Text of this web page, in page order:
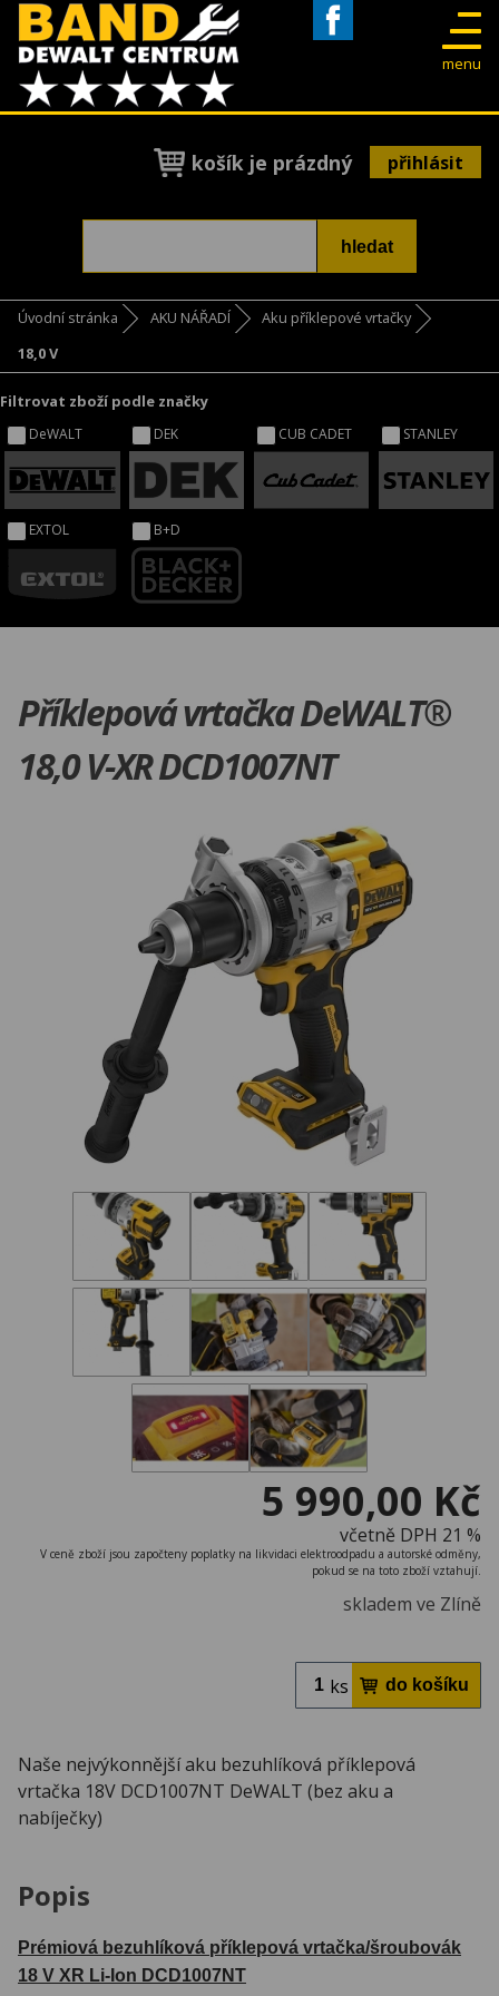
menu
košík je prázdný přihlásit
Úvodní stránka AKU NÁŘADÍ
Aku příklepové vrtačky
18,0 V
Filtrovat zboží podle značky
DeWALT DEK CUB CADET STANLEY
EXTOL B+D
Příklepová vrtačka DeWALT®
18,0 V-XR DCD1007NT
5 990,00 Kč
včetně DPH 21 %
V ceně zboží jsou započteny poplatky na likvidaci elektroodpadu a autorské odměny,
pokud se na toto zboží vztahují.
skladem ve Zlíně
ks
Naše nejvýkonnější aku bezuhlíková příklepová
vrtačka 18V DCD1007NT DeWALT (bez aku a
nabíječky)
Popis
Prémiová bezuhlíková příklepová vrtačka/šroubovák
18 V XR Li-Ion DCD1007NT